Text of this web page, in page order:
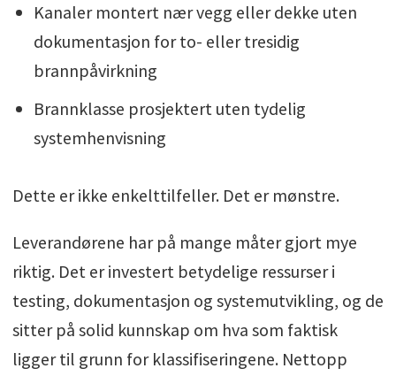
Kanaler montert nær vegg eller dekke uten
dokumentasjon for to- eller tresidig
brannpåvirkning
Brannklasse prosjektert uten tydelig
systemhenvisning
Dette er ikke enkelttilfeller. Det er mønstre.
Leverandørene har på mange måter gjort mye
riktig. Det er investert betydelige ressurser i
testing, dokumentasjon og systemutvikling, og de
sitter på solid kunnskap om hva som faktisk
ligger til grunn for klassifiseringene. Nettopp